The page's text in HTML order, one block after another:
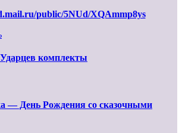
public/5NUd/XQAmmp8ys
комплекты
— День Рождения со сказочными